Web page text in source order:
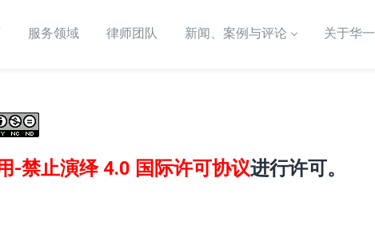
服务领域 律师团队 新闻、案例与评论 关于华一
-禁止演绎 4.0 国际许可协议进行许可。